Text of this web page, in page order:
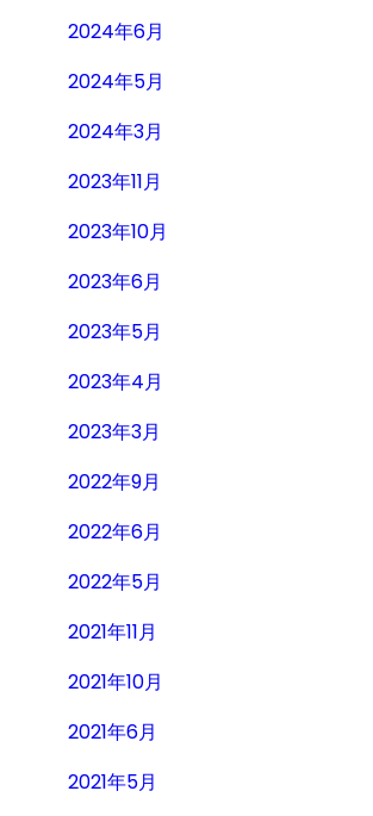
2024年6月
2024年5月
2024年3月
2023年11月
2023年10月
2023年6月
2023年5月
2023年4月
2023年3月
2022年9月
2022年6月
2022年5月
2021年11月
2021年10月
2021年6月
2021年5月